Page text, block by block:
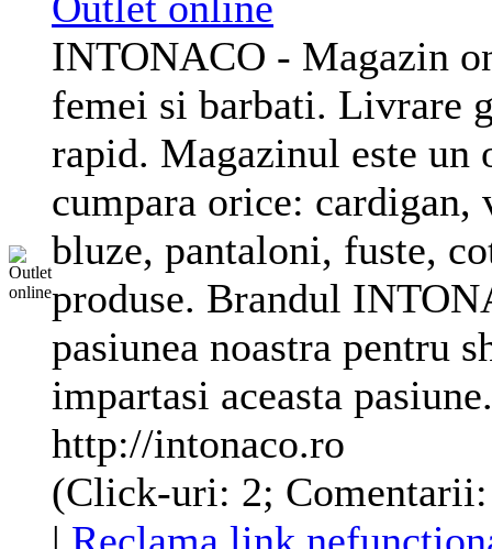
INTONACO - Magazin
femei si barbati. Livrare
rapid. Magazinul este
cumpara orice: cardigan,
bluze, pantaloni, fuste,
produse. Brandul
pasiunea noastra pentru
impartasi aceasta pasiune.
http://intonaco.ro
(Click-uri: 2;